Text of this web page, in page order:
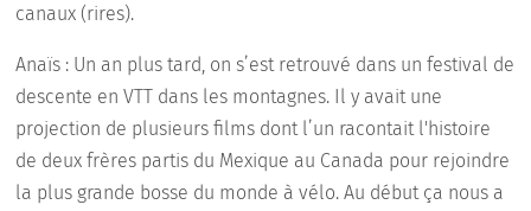
canaux (rires).
Anaïs : Un an plus tard, on s’est retrouvé dans un festival de
descente en VTT dans les montagnes. Il y avait une
projection de plusieurs films dont l’un racontait l'histoire
de deux frères partis du Mexique au Canada pour rejoindre
la plus grande bosse du monde à vélo. Au début ça nous a